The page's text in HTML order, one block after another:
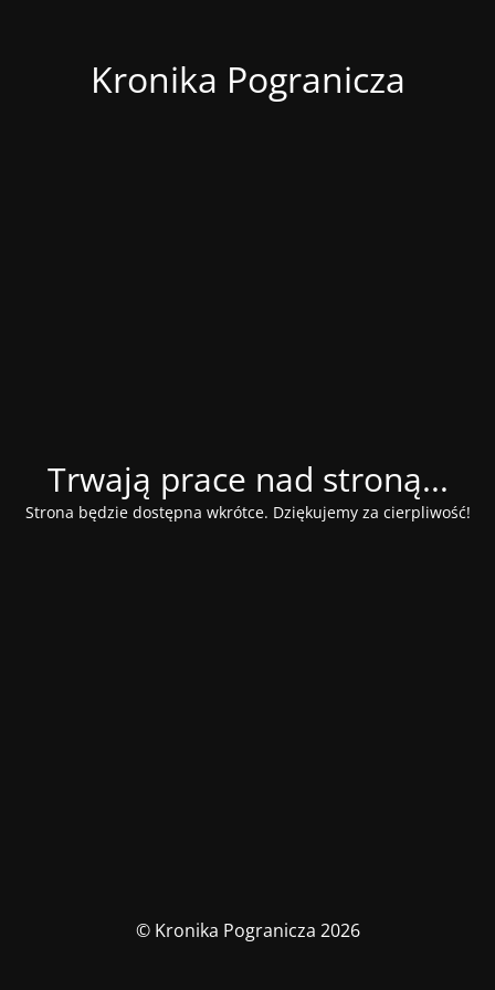
Kronika Pogranicza
Trwają prace nad stroną...
Strona będzie dostępna wkrótce. Dziękujemy za cierpliwość!
© Kronika Pogranicza 2026